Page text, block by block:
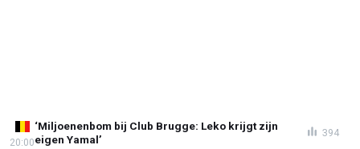
‘Miljoenenbom bij Club Brugge: Leko krijgt zijn
eigen Yamal’
20:00
394